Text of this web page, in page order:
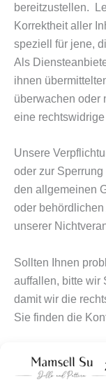
bereitzustellen.
Korrektheit aller
speziell für jene,
Als
ihnen
überwachen oder
eine
Unsere
oder zur
den allgemeinen
oder
unserer
Sollten Ihnen
auffallen, bitte wir
damit wir die
Sie finden die
Information gem.